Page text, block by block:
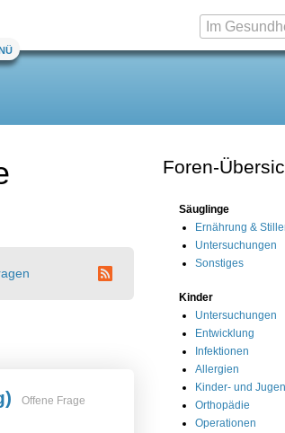
Offene Frage
Foren-
Säuglinge
Ernährung &
Untersuchungen
Sonstiges
Kinder
Untersuchungen
Entwicklung
Infektionen
Allergien
Kinder- und
Orthopädie
Operationen